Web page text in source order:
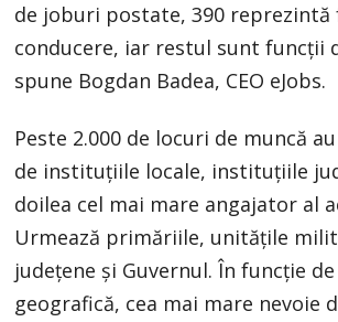
de joburi postate, 390 reprezintă
conducere, iar restul sunt funcții
spune Bogdan Badea, CEO eJobs.
Peste 2.000 de locuri de muncă
de instituțiile locale, instituțiile
doilea cel mai mare angajator al
Urmează primăriile, unitățile
județene și Guvernul. În funcție
geografică, cea mai mare nevoie